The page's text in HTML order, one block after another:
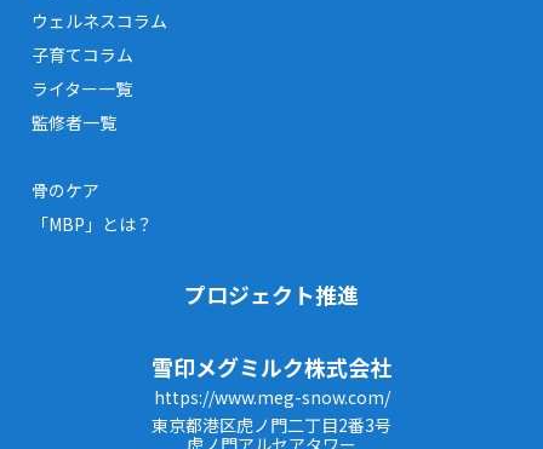
ウェルネスコラム
子育てコラム
ライター一覧
監修者一覧
骨のケア
「MBP」とは？
プロジェクト推進
雪印メグミルク株式会社
https://www.meg-snow.com/
東京都港区虎ノ門二丁目2番3号
虎ノ門アルセアタワー